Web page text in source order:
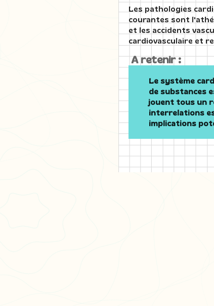
Les pathologies
courantes sont
et les accidents
cardiovasculaire et
A retenir :
Le système
de substances
jouent tous un
interrelations
implications